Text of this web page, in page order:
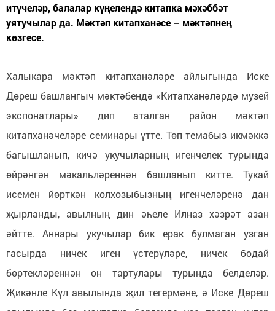
итүчеләр, балалар күңелендә китапка мәхәббәт
уятучылар да. Мәктәп китапханәсе – мәктәпнең
көзгесе.
Халыкара мәктәп китапханәләре айлыгында Иске
Дөреш башлангыч мәктәбендә «Китапханәләрдә музей
экспонатлары» дип аталган район мәктәп
китапханәчеләре семинары үтте. Төп темабыз икмәккә
багышланып, кичә укучыларның игенчелек турында
өйрәнгән мәкальләреннән башланып китте. Тукай
исемен йөрткән колхозыбызның игенчеләренә дан
җырланды, авылның дин әһеле Илназ хәзрәт азан
әйтте. Аннары укучылар бик ерак булмаган узган
гасырда ничек иген үстерүләре, ничек бодай
бөртекләреннән он тартулары турында белделәр.
Җикәнле Күл авылында җил тегермәне, ә Иске Дөреш